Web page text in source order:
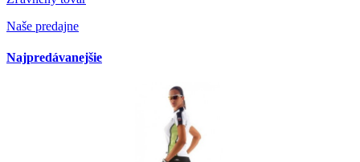
Naše predajne
Najpredávanejšie